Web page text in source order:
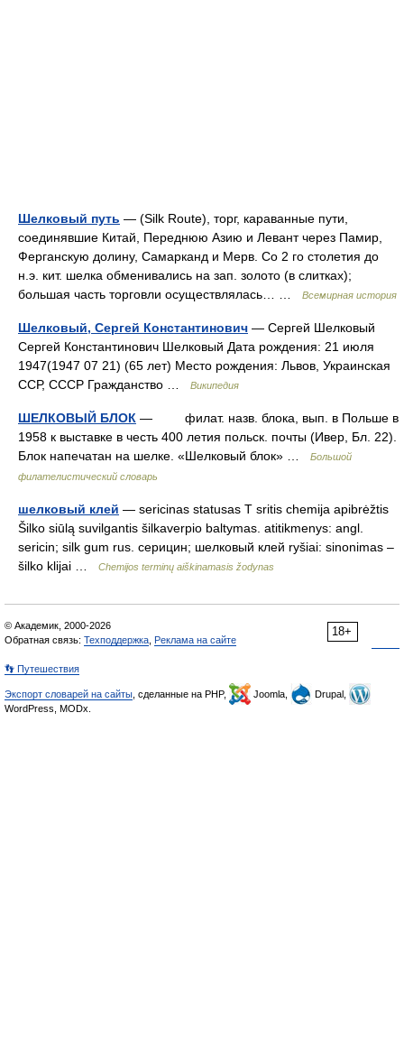
Шелковый путь — (Silk Route), торг, караванные пути,
соединявшие Китай, Переднюю Азию и Левант через Памир,
Ферганскую долину, Самарканд и Мерв. Со 2 го столетия до
н.э. кит. шелка обменивались на зап. золото (в слитках);
большая часть торговли осуществлялась… …
Всемирная история
Шелковый, Сергей Константинович — Сергей Шелковый
Сергей Константинович Шелковый Дата рождения: 21 июля
1947(1947 07 21) (65 лет) Место рождения: Львов, Украинская
ССР, СССР Гражданство …
Википедия
ШЕЛКОВЫЙ БЛОК — филат. назв. блока, вып. в Польше в
1958 к выставке в честь 400 летия польск. почты (Ивер, Бл. 22).
Блок напечатан на шелке. «Шелковый блок» …
Большой
филателистический словарь
шелковый клей — sericinas statusas T sritis chemija apibrėžtis
Šilko siūlą suvilgantis šilkaverpio baltymas. atitikmenys: angl.
sericin; silk gum rus. серицин; шелковый клей ryšiai: sinonimas –
šilko klijai …
Chemijos terminų aiškinamasis žodynas
18+
© Академик, 2000-2026
Обратная связь: Техподдержка Реклама на сайте
👣 Путешествия
Экспорт словарей на сайты , сделанные на PHP, Joomla,
Drupal,
WordPress, MODx.